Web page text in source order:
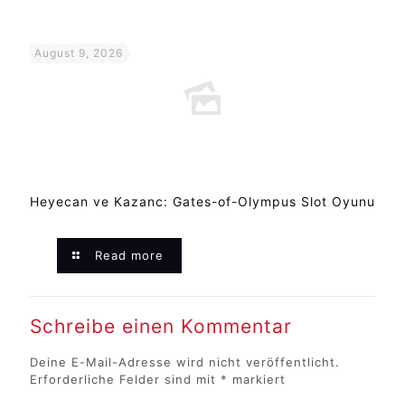
August 9, 2026
Heyecan ve Kazanc: Gates-of-Olympus Slot Oyunu
Read more
Schreibe einen Kommentar
Deine E-Mail-Adresse wird nicht veröffentlicht.
Erforderliche Felder sind mit * markiert